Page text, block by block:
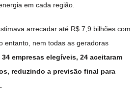
em cada região.
arrecadar até R$ 7,9 bilhões com
entanto, nem todas as geradoras
34 empresas elegíveis, 24 aceitaram
reduzindo a previsão final para